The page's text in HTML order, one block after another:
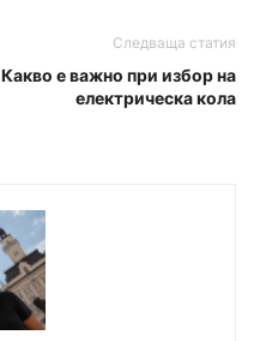
Следваща статия
Какво е важно при избор на
електрическа кола